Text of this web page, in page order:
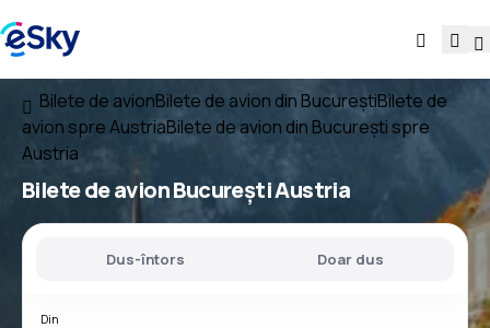
Bilete de avionBilete de avion din BucureștiBilete de
avion spre AustriaBilete de avion din București spre
Austria
Bilete de avionBucurești Austria
Dus-întors Doar dus
Din